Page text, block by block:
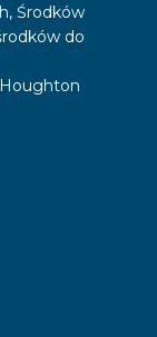
Środków
do